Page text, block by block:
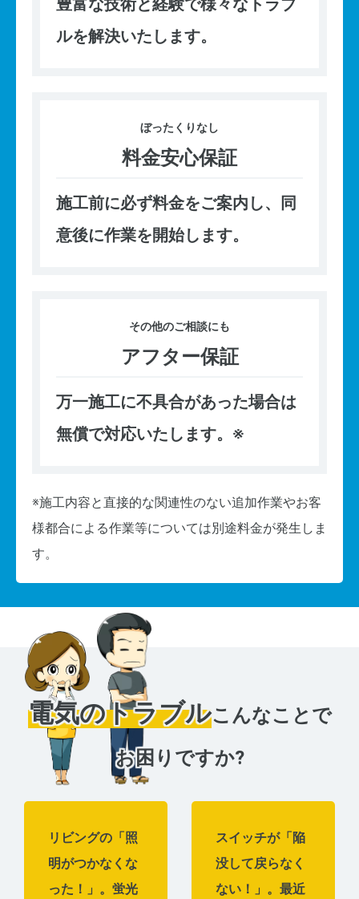
ルを解決いたします。
ぼったくりなし
料金安心保証
施工前に必ず料金をご案内し、同
意後に作業を開始します。
その他のご相談にも
アフター保証
万一施工に不具合があった場合は
無償で対応いたします。※
※施工内容と直接的な関連性のない追加作業やお客
様都合による作業等については別途料金が発生しま
す。
電気のトラブルこんなことで
お困りですか?
リビングの「照
明がつかなくな
った！」。蛍光
スイッチが「陥
没して戻らなく
ない！」。最近